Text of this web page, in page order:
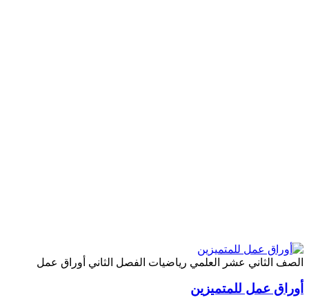
الصف الثاني عشر العلمي رياضيات الفصل الثاني أوراق عمل
أوراق عمل للمتميزين